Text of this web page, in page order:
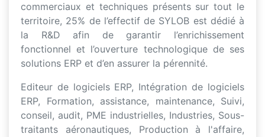
commerciaux et techniques présents sur tout le
territoire, 25% de l’effectif de SYLOB est dédié à
la R&D afin de garantir l’enrichissement
fonctionnel et l’ouverture technologique de ses
solutions ERP et d’en assurer la pérennité.
Editeur de logiciels ERP, Intégration de logiciels
ERP, Formation, assistance, maintenance, Suivi,
conseil, audit, PME industrielles, Industries, Sous-
traitants aéronautiques, Production à l'affaire,